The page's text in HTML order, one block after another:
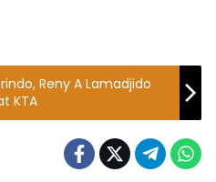
Reny A Lamadjido
KTA